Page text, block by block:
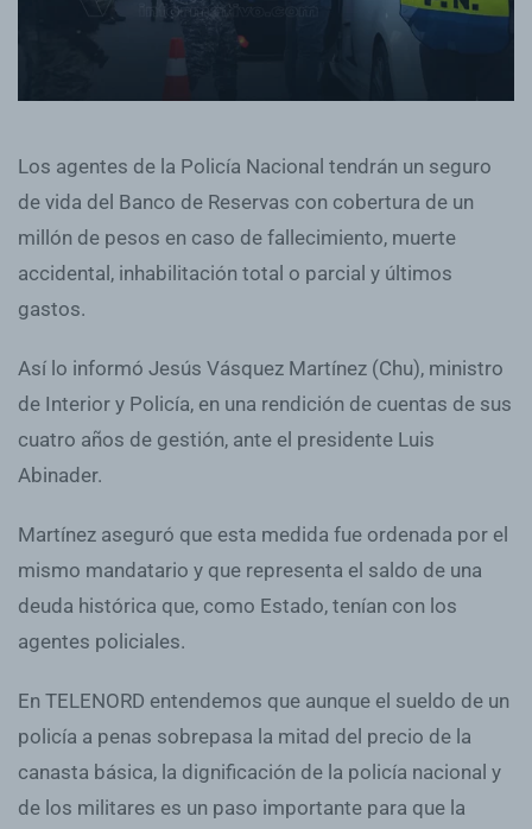
Los agentes de la Policía Nacional tendrán un seguro
de vida del Banco de Reservas con cobertura de un
millón de pesos en caso de fallecimiento, muerte
accidental, inhabilitación total o parcial y últimos
gastos.
Así lo informó Jesús Vásquez Martínez (Chu), ministro
de Interior y Policía, en una rendición de cuentas de sus
cuatro años de gestión, ante el presidente Luis
Abinader.
Martínez aseguró que esta medida fue ordenada por el
mismo mandatario y que representa el saldo de una
deuda histórica que, como Estado, tenían con los
agentes policiales.
En TELENORD entendemos que aunque el sueldo de un
policía a penas sobrepasa la mitad del precio de la
canasta básica, la dignificación de la policía nacional y
de los militares es un paso importante para que la